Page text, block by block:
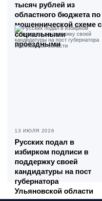
тысяч рублей из
областного бюджета по
мошеннической схеме с
социальными
проездными
13 ИЮЛЯ 2026
Русских подал в
избирком подписи в
поддержку своей
кандидатуры на пост
губернатора
Ульяновской области